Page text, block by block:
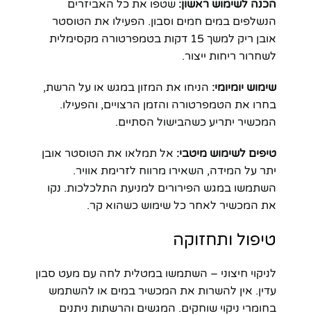
הכנה לשימוש ראשון: שטפו את כל האביזרים
הנשלפים במים חמים וסבון. הפעילו את הטוסטר
אובן ריק למשך 15 דקות בטמפרטורה מקסימלית
לשחרור ריחות ייצור.
שימוש יומיומי: הניחו את המזון במגש או על הרשת,
בחרו את הטמפרטורה והזמן הרצויים, והפעילו.
המכשיר יתריע כשהבישול הסתיים.
טיפים לשימוש מיטבי: אל תמלאו את הטוסטר אובן
יתר על המידה, השאירו מרווח לזרימת אוויר.
השתמשו במגש הפירורים למניעת התלכלכות. נקו
את המכשיר לאחר כל שימוש כשהוא קר.
טיפול ותחזוקה
לניקוי חיצוני – השתמשו במטלית לחה עם מעט סבון
עדין. אין להשרות את המכשיר במים או להשתמש
בחומרי ניקוי שוחקים. המגשים והרשתות ניתנים